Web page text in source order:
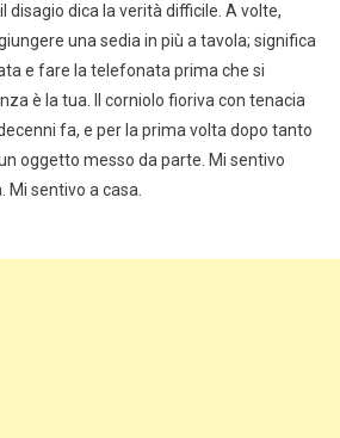
disagio dica la verità difficile. A volte,
una sedia in più a tavola; significa
e fare la telefonata prima che si
è la tua. Il corniolo fioriva con tenacia
fa, e per la prima volta dopo tanto
oggetto messo da parte. Mi sentivo
Mi sentivo a casa.